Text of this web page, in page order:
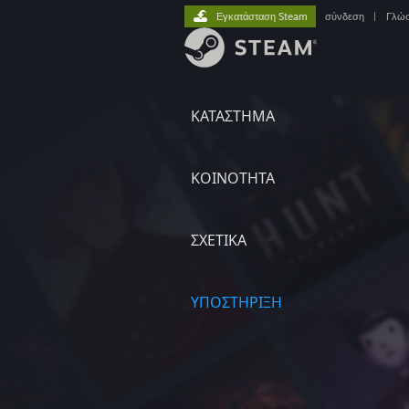
ΚΑΤΑΣΤΗΜΑ
ΚΟΙΝΟΤΗΤΑ
ΣΧΕΤΙΚΆ
ΥΠΟΣΤΗΡΙΞΗ
Εγκατάσταση Steam σύνδεση